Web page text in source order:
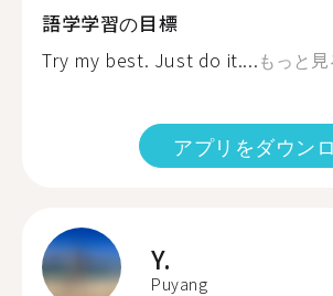
語学学習の目標
Try my best. Just do it....もっと見
アプリをダウン
Y.
Puyang